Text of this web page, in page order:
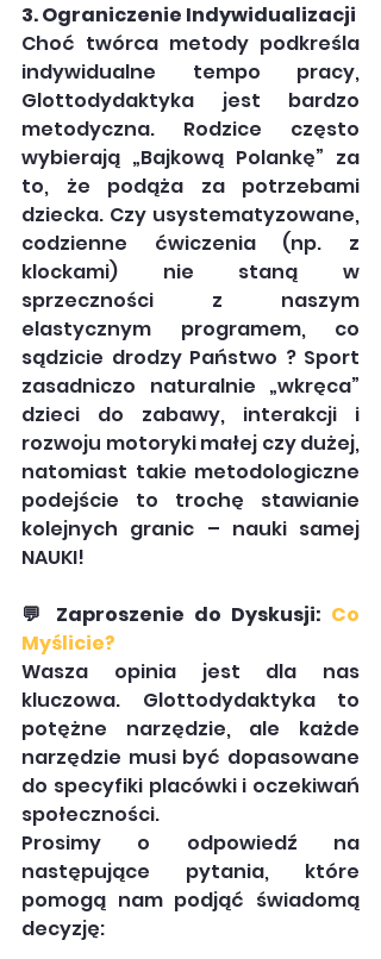
3. Ograniczenie Indywidualizacji
Choć twórca metody podkreśla
indywidualne tempo pracy,
Glottodydaktyka jest bardzo
metodyczna. Rodzice często
wybierają „Bajkową Polankę” za
to, że podąża za potrzebami
dziecka. Czy usystematyzowane,
codzienne ćwiczenia (np. z
klockami) nie staną w
sprzeczności z naszym
elastycznym programem, co
sądzicie drodzy Państwo ? Sport
zasadniczo naturalnie „wkręca”
dzieci do zabawy, interakcji i
rozwoju motoryki małej czy dużej,
natomiast takie metodologiczne
podejście to trochę stawianie
kolejnych granic – nauki samej
NAUKI!
💬 Zaproszenie do Dyskusji: Co
Myślicie?
Wasza opinia jest dla nas
kluczowa. Glottodydaktyka to
potężne narzędzie, ale każde
narzędzie musi być dopasowane
do specyfiki placówki i oczekiwań
społeczności.
Prosimy o odpowiedź na
następujące pytania, które
pomogą nam podjąć świadomą
decyzję: